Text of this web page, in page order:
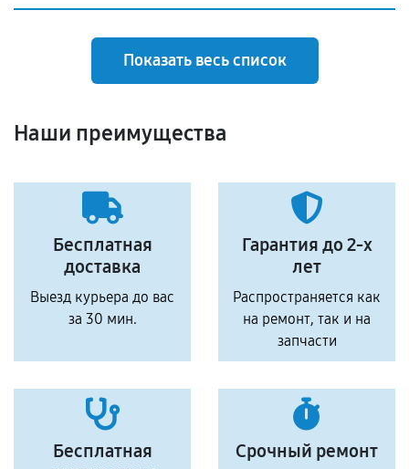
Показать весь список
Наши преимущества
Бесплатная
доставка
Выезд курьера до вас
за 30 мин.
Гарантия до 2-х
лет
Распространяется как
на ремонт, так и на
запчасти
Бесплатная
Срочный ремонт